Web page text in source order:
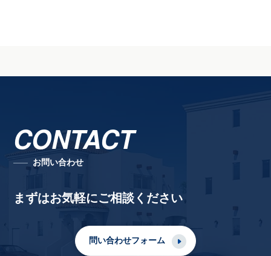
CONTACT
お問い合わせ
まずはお気軽にご相談ください
問い合わせフォーム